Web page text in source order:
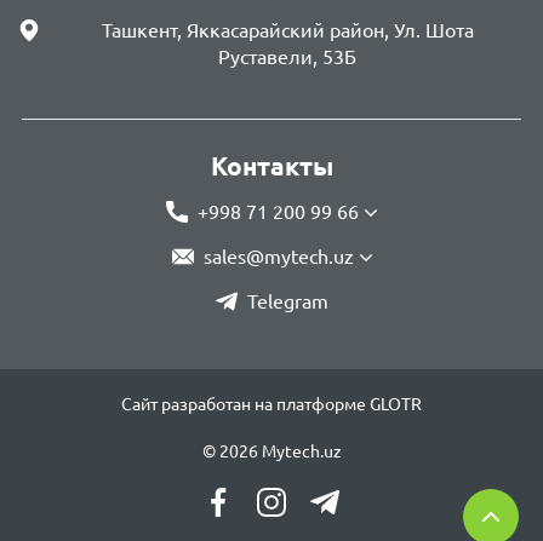
Ташкент, Яккасарайский район, Ул. Шота
Руставели, 53Б
Контакты
+998 71 200 99 66
sales@mytech.uz
Telegram
Сайт разработан на платформе GLOTR
© 2026 Mytech.uz